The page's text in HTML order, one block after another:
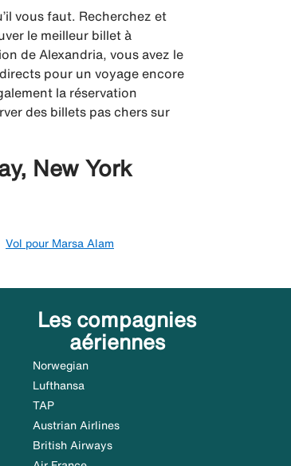
vous faut. Recherchez et
le meilleur billet à
de Alexandria, vous avez le
pour un voyage encore
la réservation
des billets pas chers sur
New York
Vol pour Marsa Alam
Les compagnies
aériennes
Norwegian
Lufthansa
TAP
Austrian Airlines
British Airways